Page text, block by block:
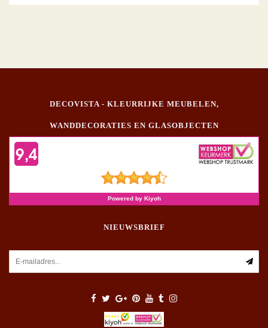
DECOVISTA - KLEURRIJKE MEUBELEN,
WANDDECORATIES EN GLASOBJECTEN
NIEUWSBRIEF